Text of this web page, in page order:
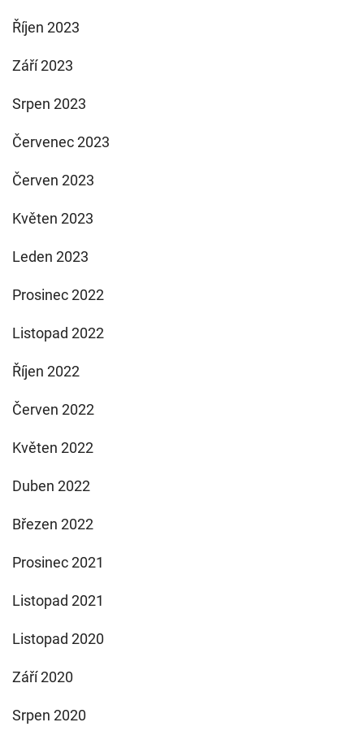
Říjen 2023
Září 2023
Srpen 2023
Červenec 2023
Červen 2023
Květen 2023
Leden 2023
Prosinec 2022
Listopad 2022
Říjen 2022
Červen 2022
Květen 2022
Duben 2022
Březen 2022
Prosinec 2021
Listopad 2021
Listopad 2020
Září 2020
Srpen 2020